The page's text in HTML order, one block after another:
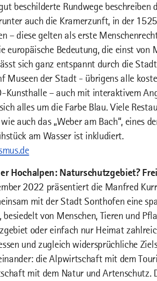
beschilderte Rundwege beschreiben
auch die Kramerzunft, in der
– diese gelten als erste
europäische Bedeutung, die einst von
sich ganz entspannt durch die
Museen der Stadt - übrigens alle
Kunsthalle – auch mit interaktivem
alles um die Farbe Blau. Viele
auch das „Weber am Bach“, eines
am Wasser ist inkludiert.
Hochalpen: Naturschutzgebiet?
2022 präsentiert die Manfred
mit der Stadt Sonthofen eine
von Menschen, Tieren und
oder einfach nur Heimat
und zugleich widersprüchliche
die Alpwirtschaft mit dem
mit dem Natur und Artenschutz.